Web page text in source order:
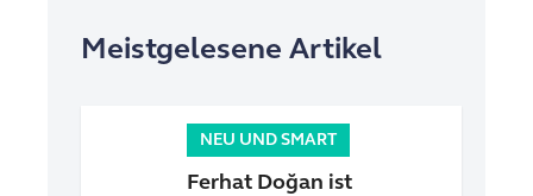
Meistgelesene Artikel
NEU UND SMART
Ferhat Doğan ist